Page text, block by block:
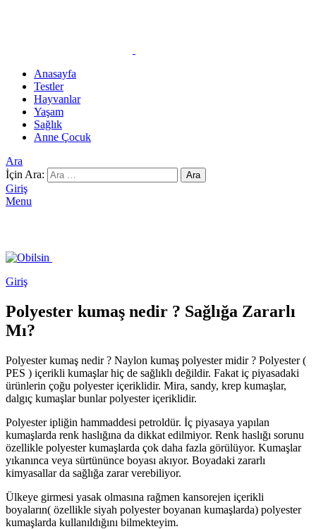
Anasayfa
Testler
Hayvanlar
Yaşam
Sağlık
Anne Çocuk
Ara
İçin Ara:
Ara
Giriş
Menu
Giriş
Polyester kumaş nedir ? Sağlığa Zararlı
Mı?
Polyester kumaş nedir ? Naylon kumaş polyester midir ? Polyester (
PES ) içerikli kumaşlar hiç de sağlıklı değildir. Fakat iç piyasadaki
ürünlerin çoğu polyester içeriklidir. Mira, sandy, krep kumaşlar,
dalgıç kumaşlar bunlar polyester içeriklidir.
Polyester ipliğin hammaddesi petroldür. İç piyasaya yapılan
kumaşlarda renk haslığına da dikkat edilmiyor. Renk haslığı sorunu
özellikle polyester kumaşlarda çok daha fazla görülüyor. Kumaşlar
yıkanınca veya sürtününce boyası akıyor. Boyadaki zararlı
kimyasallar da sağlığa zarar verebiliyor.
Ülkeye girmesi yasak olmasına rağmen kansorejen içerikli
boyaların( özellikle siyah polyester boyanan kumaşlarda) polyester
kumaşlarda kullanıldığını bilmekteyim.